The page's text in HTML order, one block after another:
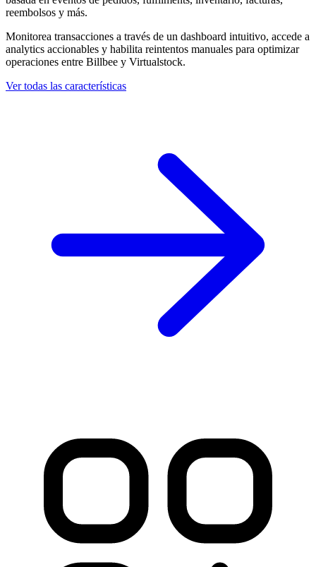
reembolsos y más.
Monitorea transacciones a través de un dashboard intuitivo, accede a
analytics accionables y habilita reintentos manuales para optimizar
operaciones entre Billbee y Virtualstock.
Ver todas las características